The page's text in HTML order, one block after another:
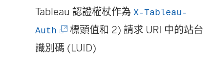
視
窗
開
Tableau 認證權杖作為 X-Tableau-
Auth (
連
標頭值和 2) 請求 URI 中的站台
識別碼 (LUID)